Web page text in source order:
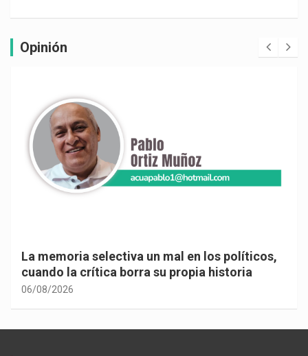
Opinión
La memoria selectiva un mal en los políticos,
cuando la crítica borra su propia historia
06/08/2026